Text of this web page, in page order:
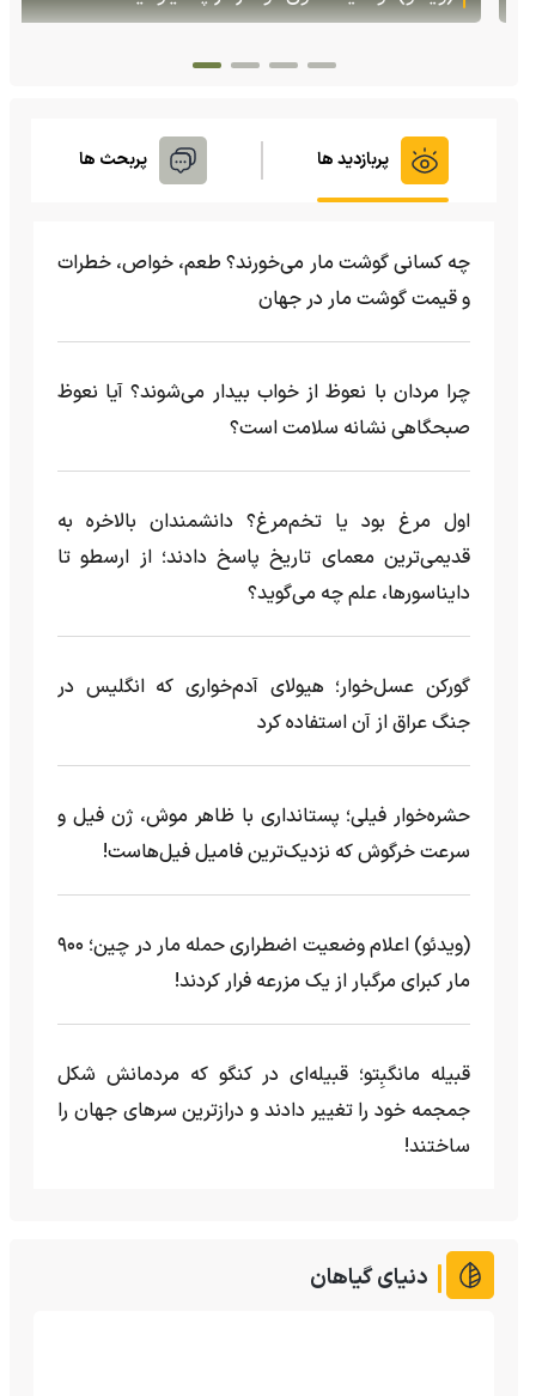
پربازدید ها پربحث ها
چه کسانی گوشت مار می‌خورند؟ طعم، خواص، خطرات
و قیمت گوشت مار در جهان
چرا مردان با نعوظ از خواب بیدار می‌شوند؟ آیا نعوظ
صبحگاهی نشانه سلامت است؟
اول مرغ بود یا تخم‌مرغ؟ دانشمندان بالاخره به
قدیمی‌ترین معمای تاریخ پاسخ دادند؛ از ارسطو تا
دایناسورها، علم چه می‌گوید؟
گورکن عسل‌خوار؛ هیولای آدم‌خواری که انگلیس در
جنگ عراق از آن استفاده کرد
حشره‌خوار فیلی؛ پستانداری با ظاهر موش، ژن فیل و
سرعت خرگوش که نزدیک‌ترین فامیل فیل‌هاست!
(ویدئو) اعلام وضعیت اضطراری حمله مار‌ در چین؛ ۹۰۰
مار کبرای مرگبار از یک مزرعه‌ فرار کردند!
قبیله مانگبِتو؛ قبیله‌ای در کنگو که مردمانش شکل
جمجمه خود را تغییر دادند و درازترین سرهای جهان را
ساختند!
دنیای گیاهان